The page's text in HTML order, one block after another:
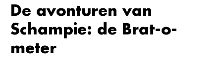
De avonturen van
Schampie: de Brat-o-
meter